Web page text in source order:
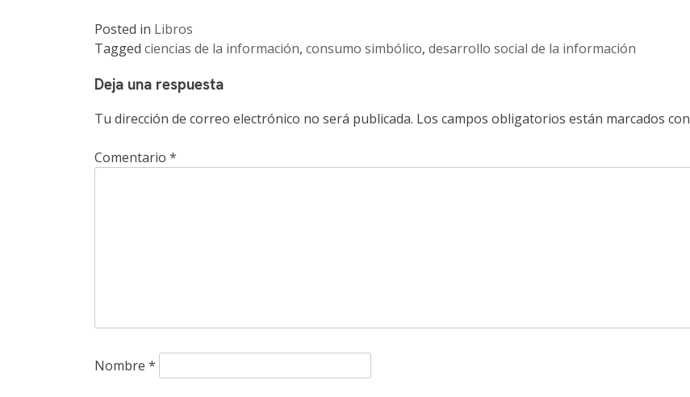
Posted in Libros
Tagged ciencias de la información, consumo simbólico, desarrollo social de la información
Deja una respuesta
Tu dirección de correo electrónico no será publicada. Los campos obligatorios están marcados con
Comentario *
Nombre *